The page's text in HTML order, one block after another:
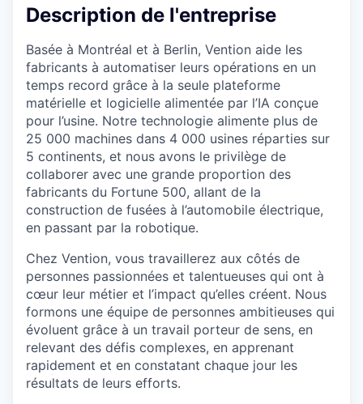
Description de l'entreprise
Basée à Montréal et à Berlin, Vention aide les
fabricants à automatiser leurs opérations en un
temps record grâce à la seule plateforme
matérielle et logicielle alimentée par l’IA conçue
pour l’usine. Notre technologie alimente plus de
25 000 machines dans 4 000 usines réparties sur
5 continents, et nous avons le privilège de
collaborer avec une grande proportion des
fabricants du Fortune 500, allant de la
construction de fusées à l’automobile électrique,
en passant par la robotique.
Chez Vention, vous travaillerez aux côtés de
personnes passionnées et talentueuses qui ont à
cœur leur métier et l’impact qu’elles créent. Nous
formons une équipe de personnes ambitieuses qui
évoluent grâce à un travail porteur de sens, en
relevant des défis complexes, en apprenant
rapidement et en constatant chaque jour les
résultats de leurs efforts.